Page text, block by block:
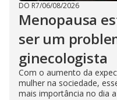
DO R7/06/08/2026
Menopausa
ser um
ginecologista
Com o aumento da
mulher na sociedade,
mais importância no dia